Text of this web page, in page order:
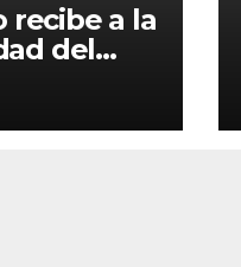
recibe a la
del